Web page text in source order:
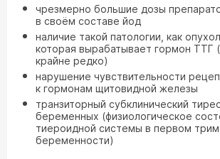
чрезмерно большие дозы
в своём составе йод
наличие такой патологии, как
которая вырабатывает гормон ТТГ
крайне редко)
нарушение чувствительности
к гормонам щитовидной железы
транзиторный субклинический
беременных (физиологическое
тиероидной системы в первом
беременности)